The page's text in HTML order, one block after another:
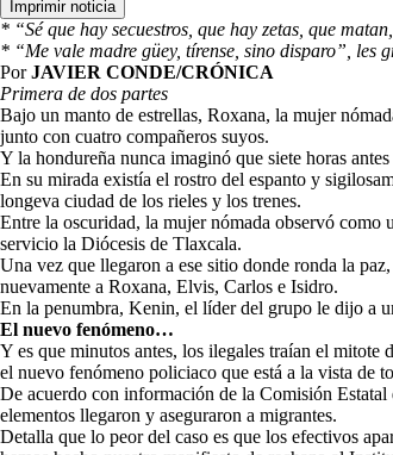
* “Sé que hay secuestros, que hay zetas, que
* “Me vale madre güey, tírense, sino disparo”, les
PorJAVIER CONDE/CRÓNICA
Primera de dos partes
Bajo un manto de estrellas, Roxana, la mujer
junto con cuatro compañeros suyos.
Y la hondureña nunca imaginó que siete horas
En su mirada existía el rostro del espanto y
longeva ciudad de los rieles y los trenes.
Entre la oscuridad, la mujer nómada observó como
servicio la Diócesis de Tlaxcala.
Una vez que llegaron a ese sitio donde ronda la
nuevamente a Roxana, Elvis, Carlos e Isidro.
En la penumbra, Kenin, el líder del grupo le dijo a
El nuevo fenómeno…
Y es que minutos antes, los ilegales traían el mitote
el nuevo fenómeno policiaco que está a la vista de
De acuerdo con información de la Comisión
elementos llegaron y aseguraron a migrantes.
Detalla que lo peor del caso es que los efectivos